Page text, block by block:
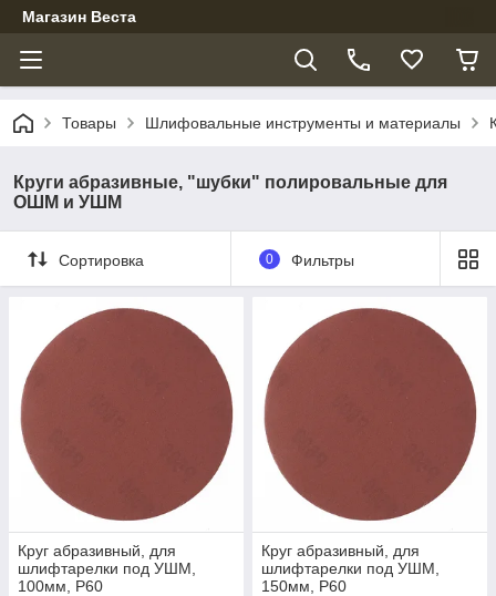
Магазин Веста
Товары Шлифовальные инструменты и материалы
Круги абразивные, "шубки" полировальные для
ОШМ и УШМ
Сортировка 0 Фильтры
Круг абразивный, для
шлифтарелки под УШМ,
100мм, Р60
Круг абразивный, для
шлифтарелки под УШМ,
150мм, Р60